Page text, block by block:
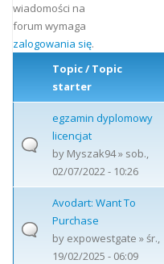
wiadomości na
forum wymaga
zalogowania się.
Topic / Topic
starter
egzamin dyplomowy
licencjat
by Myszak94» sob.,
02/07/2022 - 10:26
Avodart: Want To
Purchase
by expowestgate » śr.,
19/02/2025 - 06:09